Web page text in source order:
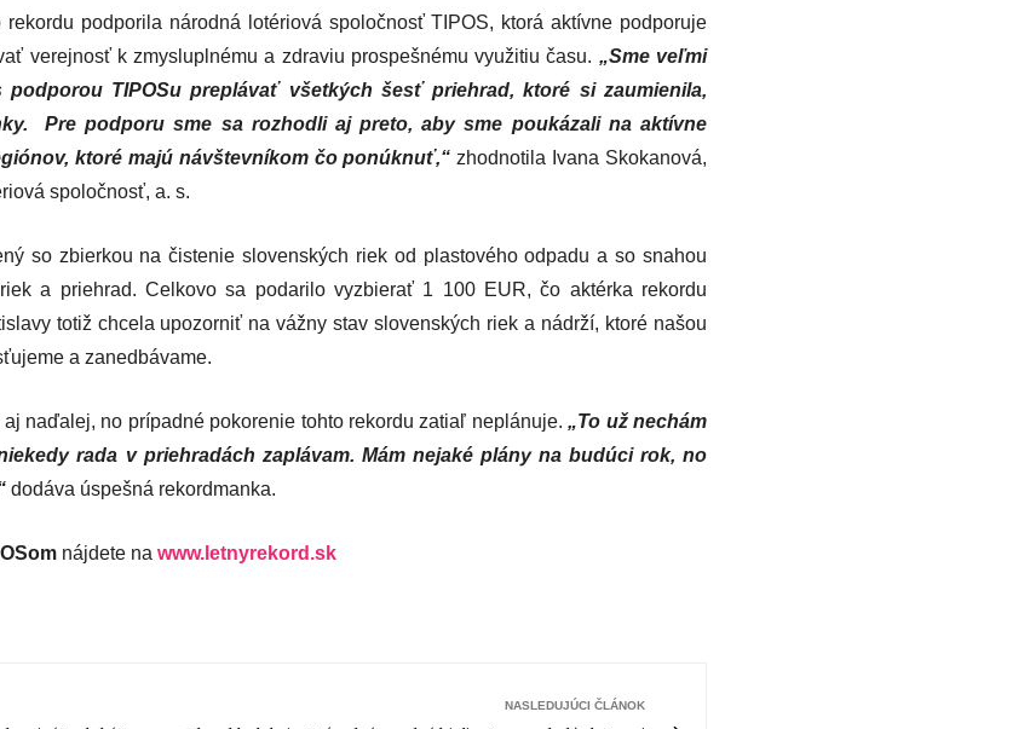
podporila národná lotériová spoločnosť TIPOS, ktorá aktívne podporuje
verejnosť k zmysluplnému a zdraviu prospešnému využitiu času. „Sme veľmi
TIPOSu preplávať všetkých šesť priehrad, ktoré si zaumienila,
Pre podporu sme sa rozhodli aj preto, aby sme poukázali na aktívne
ktoré majú návštevníkom čo ponúknuť,“ zhodnotila Ivana Skokanová,
spoločnosť, a. s.
so zbierkou na čistenie slovenských riek od plastového odpadu a so snahou
a priehrad. Celkovo sa podarilo vyzbierať 1 100 EUR, čo aktérka rekordu
totiž chcela upozorniť na vážny stav slovenských riek a nádrží, ktoré našou
a zanedbávame.
naďalej, no prípadné pokorenie tohto rekordu zatiaľ neplánuje.„To už nechám
rada v priehradách zaplávam. Mám nejaké plány na budúci rok, no
dodáva úspešná rekordmanka.
nájdete na www.letnyrekord.sk
NASLEDUJÚCI ČLÁNOK